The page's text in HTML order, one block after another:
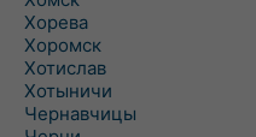
Хорева
Хоромск
Хотислав
Хотыничи
Чернавчицы